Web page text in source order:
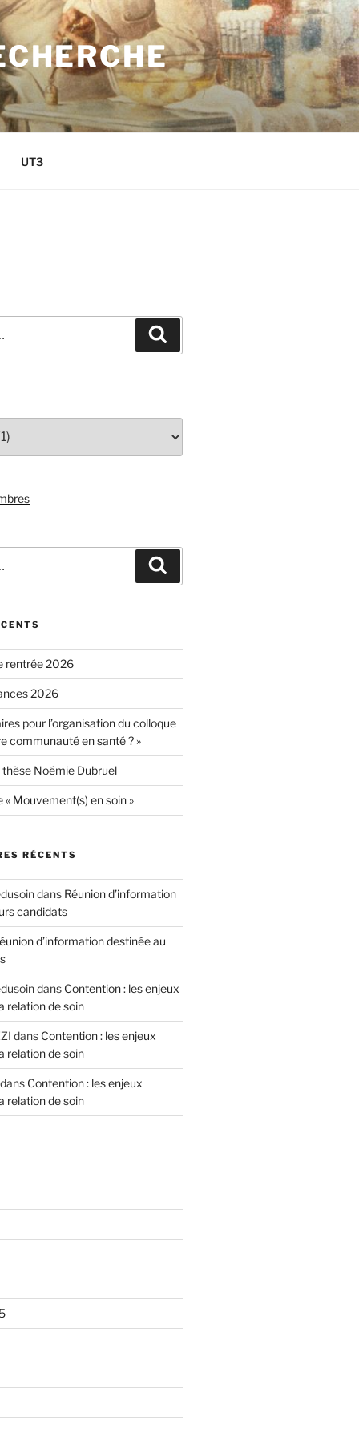
UT3
rentrée 2026
2026
pour l’organisation du colloque
communauté en santé ? »
Noémie Dubruel
« Mouvement(s) en soin »
RÉCENTS
dans Réunion d’information
candidats
d’information destinée au
dans Contention : les enjeux
relation de soin
dans Contention : les enjeux
relation de soin
Contention : les enjeux
relation de soin